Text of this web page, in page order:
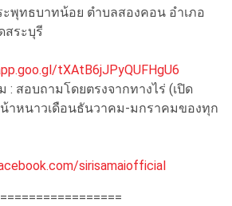
ะพุทธบาทน้อย ตำบลสองคอน อำเภอ
สระบุรี
tXAtB6jJPyQUFHgU6
: สอบถามโดยตรงจากทางไร่ (เปิด
าหนาวเดือนธันวาคม-มกราคมของทุก
sirisamaiofficial